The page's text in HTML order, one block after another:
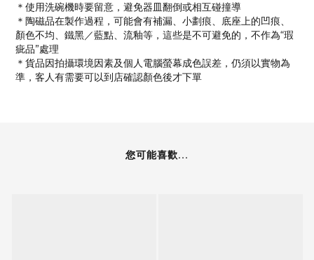
＊使用洗碗機時要留意，避免器皿翻倒或相互碰撞導
＊陶磁品在製作過程，可能會有補漏、小劃痕、底座上的凹痕、
顏色不均、鐵黑／藍點、流釉等，這些是不可避免的，不作為“瑕
疵品”處理
＊貨品因拍攝環境因素及個人電腦螢幕成色誤差，仍須以實物為
準，客人有需要可以到店確認顏色後才下單
您可能喜歡...